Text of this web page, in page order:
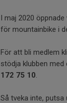
I maj 2020 öppnade
för mountainbike i
För att bli medlem
stödja klubben
172 75 10
Så tveka inte, putsa